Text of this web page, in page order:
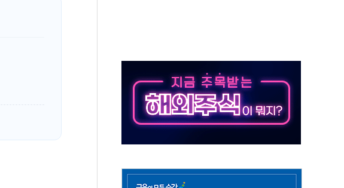
, '강북구 오피스텔 살인' 50대 남성 구속 송치
그늘막 4만개 육박 7년 새 7배 늘었다...폭염 대책비는 8.6배 증가
계층에 더 가혹한 여름"…구윤철, 쪽방촌 폭염 대응상황 점검
日 환율공조에 유럽 패싱… '유로화 팔아 엔화 부양' 사후 통보만
값 사상 최고치…'닥터 코퍼'가 말하는 경기 신호가 달라졌다